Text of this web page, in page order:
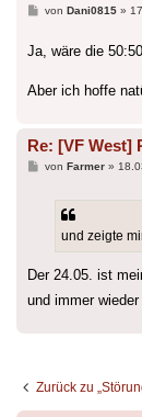
Beitrag
von Dani0815»
Ja, wäre die
Aber ich hoffe
Re: [VF West]
Beitrag
von Farmer»
und zeigte
Der 24.05. ist
und immer
Zurück zu